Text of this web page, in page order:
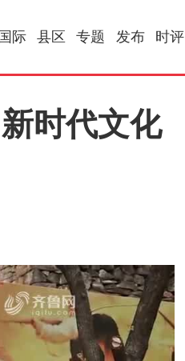
国际 县区 专题 发布 时评
时代文化